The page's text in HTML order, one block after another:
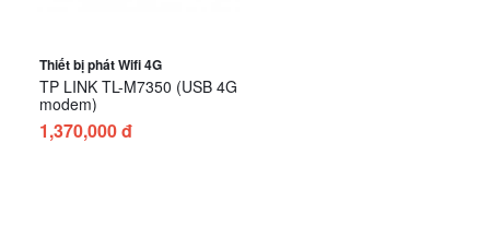
Thiết bị phát Wifi 4G
TP LINK TL-M7350 (USB 4G
modem)
1,370,000 đ